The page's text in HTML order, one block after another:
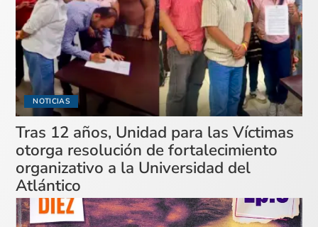
NOTICIAS
Tras 12 años, Unidad para las Víctimas
otorga resolución de fortalecimiento
organizativo a la Universidad del
Atlántico